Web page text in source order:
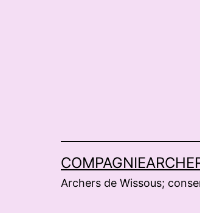
Archers de Wissous;